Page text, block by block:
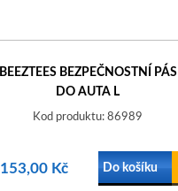
BEEZTEES BEZPEČNOSTNÍ PÁS
DO AUTA L
Kod produktu: 86989
153,00 Kč Do košíku